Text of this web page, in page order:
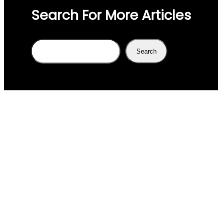
Search For More Articles
Search Search